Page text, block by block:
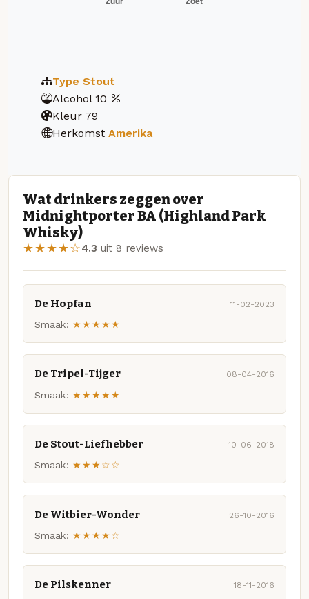
Type Stout
Alcohol 10
Kleur 79
Herkomst Amerika
Wat drinkers zeggen over
Midnightporter BA (Highland Park
Whisky)
★★★★☆4.3 uit 8 reviews
De Hopfan 11-02-2023
Smaak: ★★★★★
De Tripel-Tijger 08-04-2016
Smaak: ★★★★★
De Stout-Liefhebber 10-06-2018
Smaak: ★★★☆☆
De Witbier-Wonder 26-10-2016
Smaak: ★★★★☆
De Pilskenner 18-11-2016